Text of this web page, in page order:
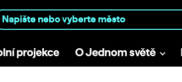
projekce O Jednom světě